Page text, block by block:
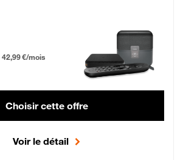
Fibre
12 mois puis 42,99 € par mois, Engagement 12 mois
42,99 €/mois
Choisir cette offre
Voir le détail